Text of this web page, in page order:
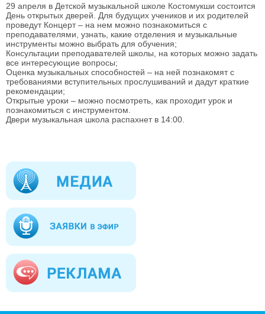
29 апреля в Детской музыкальной школе Костомукши состоится
День открытых дверей. Для будущих учеников и их родителей
проведут Концерт – на нем можно познакомиться с
преподавателями, узнать, какие отделения и музыкальные
инструменты можно выбрать для обучения;
Консультации преподавателей школы, на которых можно задать
все интересующие вопросы;
Оценка музыкальных способностей – на ней познакомят с
требованиями вступительных прослушиваний и дадут краткие
рекомендации;
Открытые уроки – можно посмотреть, как проходит урок и
познакомиться с инструментом.
Двери музыкальная школа распахнет в 14:00.